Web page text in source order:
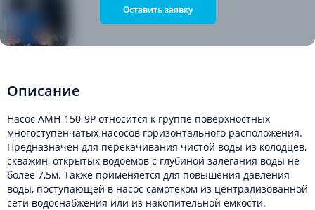
Оставить заявку
Описание
Насос AMH-150-9P относится к группе поверхностных
многоступенчатых насосов горизонтального расположения.
Предназначен для перекачивания чистой воды из колодцев,
скважин, открытых водоёмов с глубиной залегания воды не
более 7,5м. Также применяется для повышения давления
воды, поступающей в насос самотёком из централизованной
сети водоснабжения или из накопительной емкости.